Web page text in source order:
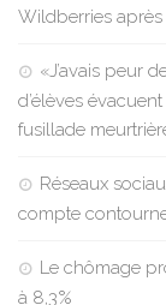
Wildberries
«J’avais peur
d’élèves
fusillade
Réseaux
compte
Le chômage
à 8,3%